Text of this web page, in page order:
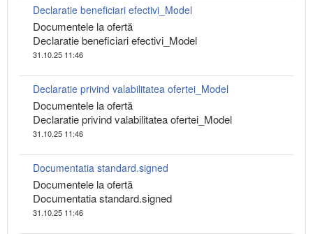
Declaratie beneficiari efectivi_Model
Documentele la ofertă
Declaratie beneficiari efectivi_Model
31.10.25 11:46
Declaratie privind valabilitatea ofertei_Model
Documentele la ofertă
Declaratie privind valabilitatea ofertei_Model
31.10.25 11:46
Documentatia standard.signed
Documentele la ofertă
Documentatia standard.signed
31.10.25 11:46